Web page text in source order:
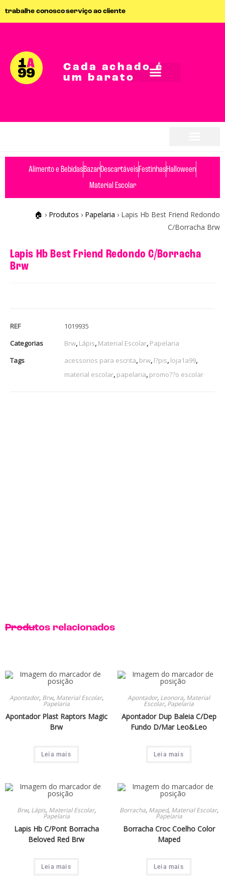
trabalhe conoscoserviço ao cliente
Cada achado é
um barato
Alimento e BebidasBazarDescartáveisFestinhasHalloween
Material Escolar
🏠 › Produtos › Papelaria › Lapis Hb Best Friend Redondo
C/Borracha Brw
Lapis Hb Best Friend Redondo C/Borracha
Brw
REF
1019935
Categorias
Brw, Lápis, Material Escolar, Papelaria
Tags
acessorios para escrita, brw, l?pis, loja1a99,
material escolar, papelaria, promo??o escolar
Produtos relacionados
Apontador, Brw, Material Escolar,
Papelaria
Apontador Plast Raptors Magic
Brw
Leia mais
Apontador, Leonora, Material
Escolar, Papelaria
Apontador Dup Baleia C/Dep
Fundo D/Mar Leo&Leo
Leia mais
Brw, Lápis, Material Escolar,
Papelaria
Lapis Hb C/Pont Borracha
Beloved Red Brw
Leia mais
Borracha, Maped, Material Escolar,
Papelaria
Borracha Croc Coelho Color
Maped
Leia mais